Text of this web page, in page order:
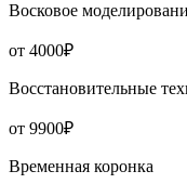
Восковое
от 4000₽
Восстановительные
от 9900₽
Временная коронка